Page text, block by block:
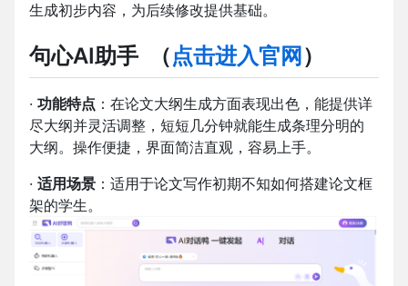
生成初步内容，为后续修改提供基础。
句心AI助手 （点击进入官网 ）
· 功能特点 ：在论文大纲生成方面表现出色，能提供详
尽大纲并灵活调整，短短几分钟就能生成条理分明的
大纲。操作便捷，界面简洁直观，容易上手。
· 适用场景 ：适用于论文写作初期不知如何搭建论文框
架的学生。